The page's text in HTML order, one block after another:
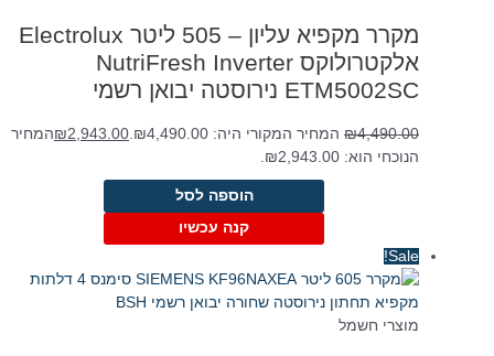
מקרר מקפיא עליון – 505 ליטר Electrolux
אלקטרולוקס NutriFresh Inverter
ETM5002SC נירוסטה יבואן רשמי
₪4,490.00 המחיר המקורי היה: ₪4,490.00. ₪2,943.00
המחיר
הנוכחי הוא: ₪2,943.00.
הוספה לסל
קנה עכשיו
Sale!
מוצרי חשמל